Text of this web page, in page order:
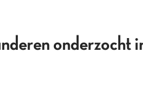
onderzocht